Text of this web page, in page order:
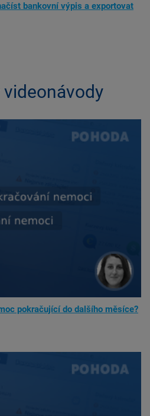
bankovní výpis a exportovat
pokračující do dalšího měsíce?